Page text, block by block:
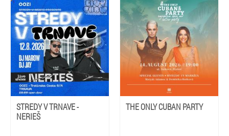
STREDY V TRNAVE -
NERIEŠ
THE ONLY CUBAN PARTY